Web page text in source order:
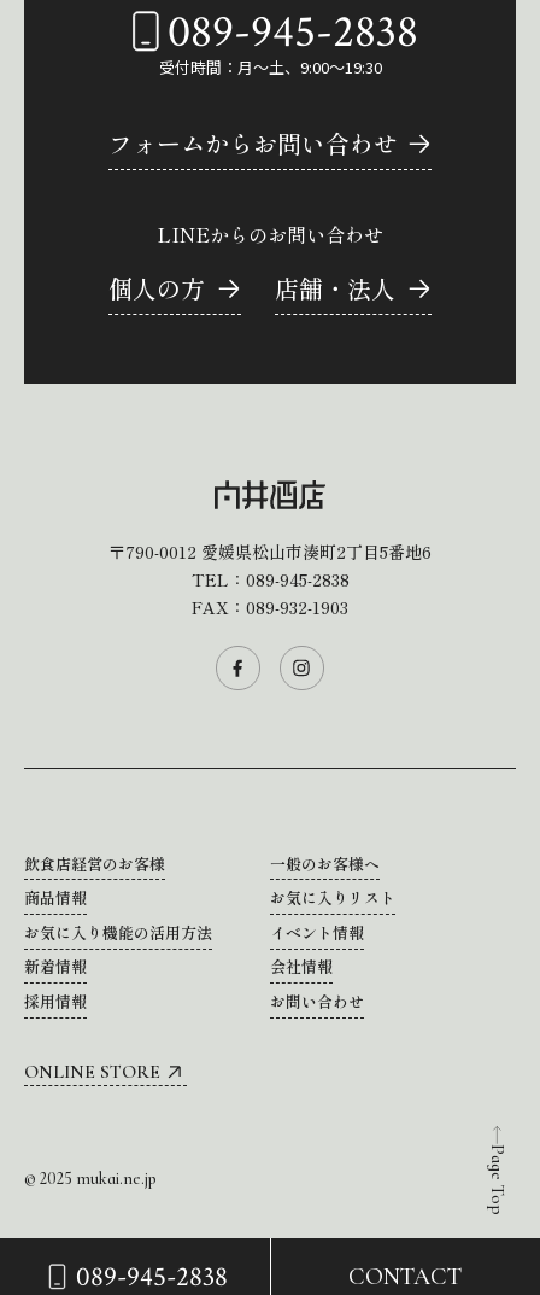
089-945-2838 CONTACT
Page Top
089-945-2838
受付時間：月～土、9:00～19:30
フォームからお問い合わせ
LINEからのお問い合わせ
個人の方 店舗・法人
〒790-0012 愛媛県松山市湊町2丁目5番地6
TEL： 089-945-2838
FAX：089-932-1903
飲食店経営のお客様
一般のお客様へ
商品情報
お気に入りリスト
お気に入り機能の活用方法
イベント情報
新着情報
会社情報
採用情報
お問い合わせ
ONLINE STORE
© 2025 mukai.ne.jp